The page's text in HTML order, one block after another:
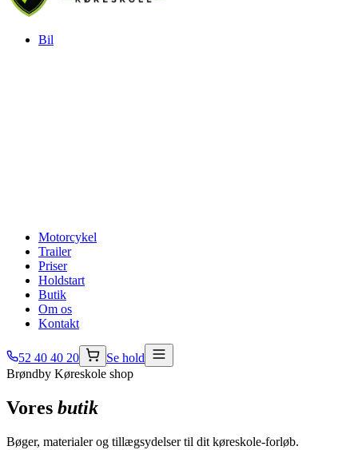
Bil
Motorcykel
Trailer
Priser
Holdstart
Butik
Om os
Kontakt
52 40 40 20
Se hold
Brøndby Køreskole shop
Vores butik
Bøger, materialer og tillægsydelser til dit køreskole-forløb.